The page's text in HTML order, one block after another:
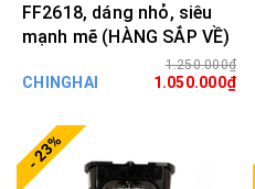
FF2618, dáng nhỏ, siêu
mạnh mẽ (HÀNG SẮP VỀ)
CHINGHAI
1.250.000₫
1.050.000₫
- 23%